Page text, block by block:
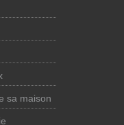
sa maison